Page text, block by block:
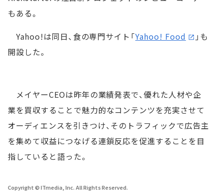
もある。
Yahoo!は同日、食の専門サイト「Yahoo! Food
」も
開設した。
メイヤーCEOは昨年の業績発表で、優れた人材や企
業を買収することで魅力的なコンテンツを充実させて
オーディエンスを引きつけ、そのトラフィックで広告主
を集めて収益につなげる連鎖反応を促進することを目
指していると語った。
Copyright © ITmedia, Inc. All Rights Reserved.